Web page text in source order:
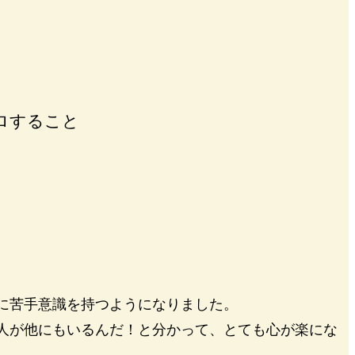
すること
手意識を持つようになりました。
他にもいるんだ！と分かって、とても心が楽にな